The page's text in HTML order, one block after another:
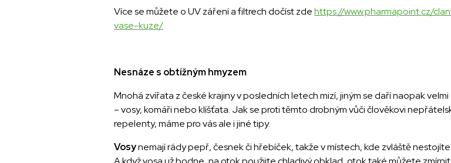
Více se můžete o UV záření a filtrech dočíst zdehttps://www.pharmapoint.cz/
vase-kuze/
Nesnáze s obtížným hmyzem
Mnohá zvířata z české krajiny v posledních letech mizí, jiným se daří naopak
– vosy, komáři nebo klíšťata. Jak se proti těmto drobným vůči člověkovi
repelenty, máme pro vás ale i jiné tipy.
Vosynemají rády pepř, česnek či hřebíček, takže v místech, kde zvláště